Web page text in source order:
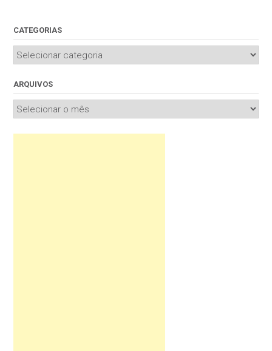
CATEGORIAS
Categorias
ARQUIVOS
Arquivos